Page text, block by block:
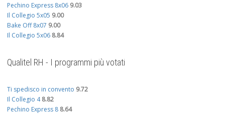
Pechino Express 8x06 9.03
Il Collegio 5x05 9.00
Bake Off 8x07 9.00
Il Collegio 5x06 8.84
Qualitel RH - I programmi più votati
Ti spedisco in convento 9.72
Il Collegio 4 8.82
Pechino Express 8 8.64